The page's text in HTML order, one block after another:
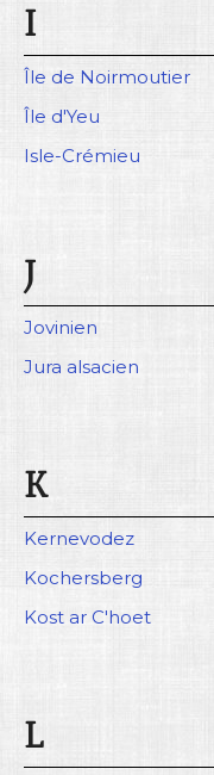
I
Île de Noirmoutier
Île d'Yeu
Isle-Crémieu
J
Jovinien
Jura alsacien
K
Kernevodez
Kochersberg
Kost ar C'hoet
L